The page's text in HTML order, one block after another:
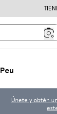
Peu
Únete y obtén